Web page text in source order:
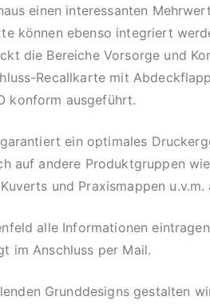
einen interessanten
können ebenso integriert
die Bereiche Vorsorge und
Recallkarte mit
konform ausgeführt.
ein optimales
auf andere Produktgruppen
und Praxismappen u.v.m.
alle Informationen
im Anschluss per Mail.
Grunddesigns gestalten